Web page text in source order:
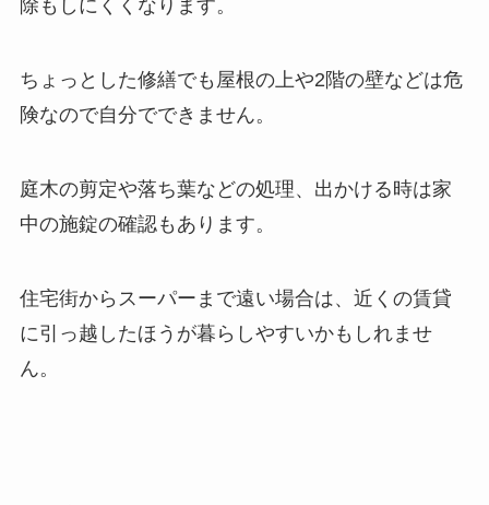
除もしにくくなります。
ちょっとした修繕でも屋根の上や2階の壁などは危
険なので自分でできません。
庭木の剪定や落ち葉などの処理、出かける時は家
中の施錠の確認もあります。
住宅街からスーパーまで遠い場合は、近くの賃貸
に引っ越したほうが暮らしやすいかもしれませ
ん。